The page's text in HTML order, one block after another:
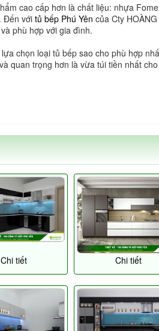
cao cấp hơn là chất liệu: nhựa
Đến với tủ bếp Phú Yên của Cty
phù hợp với gia đình.
chọn loại tủ bếp sao cho phù hợp
quan trọng hơn là vừa túi tiền nhất
Chi tiết Chi tiết